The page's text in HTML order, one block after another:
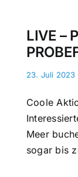
LIVE –
23. Juli 2023
Coole
Meer
sogar bis